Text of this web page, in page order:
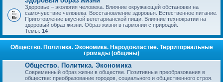
Здоровье – экология человека. Влияние окружающей обстановки на
самочувствие человека. Восстановление здоровья. Естественное питание.
Приготовление вкусной вегетарианской пищи. Влияние технократии на
здоровый образ жизни. Образ жизни в гармонии с природой.
Темы: 14
Общество. Политика. Экономика. Народовластие. Территориальные
громады (общины)
Общество. Политика. Экономика
Современный образ жизни в обществе. Позитивные преобразования в
обществе: преобразование городов, социального и общественного строя.